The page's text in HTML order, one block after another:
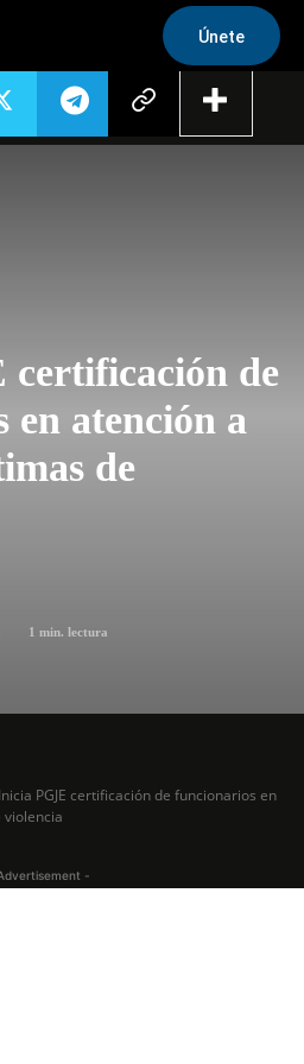
Únete
certificación de
en atención a
de
1 min. lectura
Inicia PGJE certificación de funcionarios en
-